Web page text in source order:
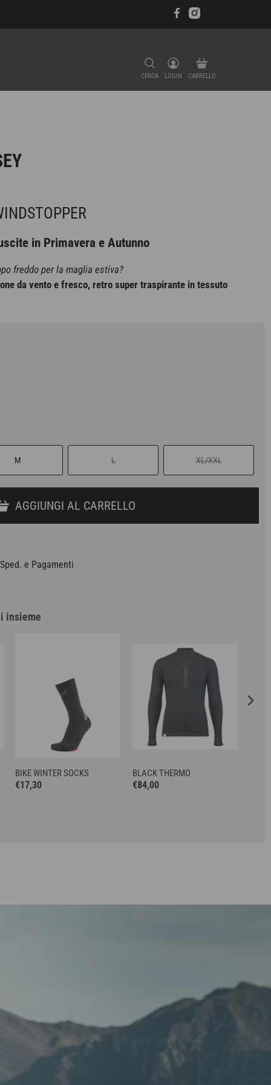
CERCA LOGIN CARRELLO
in Primavera e Autunno
freddo per la maglia estiva?
da vento e fresco, retro super traspirante in tessuto
M L XL/XXL
AGGIUNGI AL CARRELLO
e Pagamenti
insieme
BIKE WINTER SOCKS
€17,30
BLACK THERMO
€84,00